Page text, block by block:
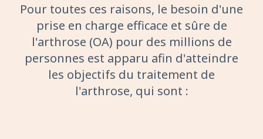
Pour toutes ces raisons, le besoin d'une
prise en charge efficace et sûre de
l'arthrose (OA) pour des millions de
personnes est apparu afin d'atteindre
les objectifs du traitement de
l'arthrose, qui sont :